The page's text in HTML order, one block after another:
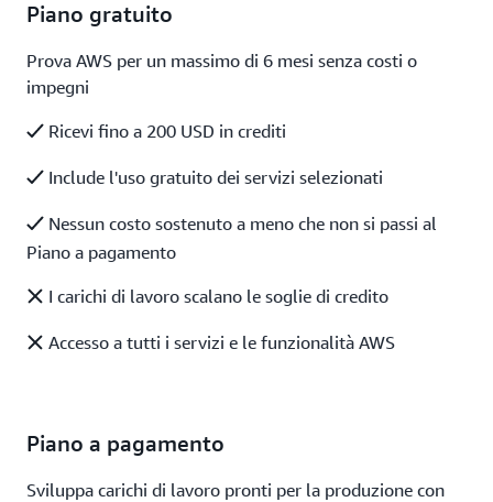
Piano gratuito
Prova AWS per un massimo di 6 mesi senza costi o
impegni
Ricevi fino a 200 USD in crediti
Include l'uso gratuito dei servizi selezionati
Nessun costo sostenuto a meno che non si passi al
Piano a pagamento
I carichi di lavoro scalano le soglie di credito
Accesso a tutti i servizi e le funzionalità AWS
Piano a pagamento
Sviluppa carichi di lavoro pronti per la produzione con